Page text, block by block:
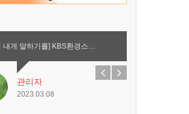
내게 말하기를] KBS환경스…
관리자
2023.03.08